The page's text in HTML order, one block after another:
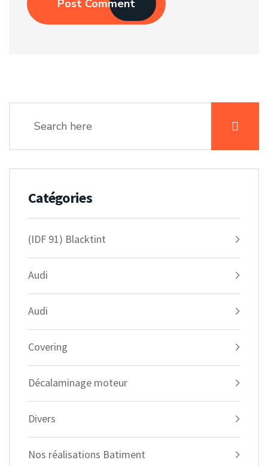
Post Comment
Catégories
(IDF 91) Blacktint
Audi
Audi
Covering
Décalaminage moteur
Divers
Nos réalisations Batiment